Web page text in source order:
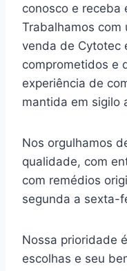
conosco e receba
Trabalhamos com
venda de Cytotec
comprometidos e
experiência de
mantida em sigilo
Nos orgulhamos
qualidade, com
com remédios
segunda a sexta-
Nossa prioridade
escolhas e seu